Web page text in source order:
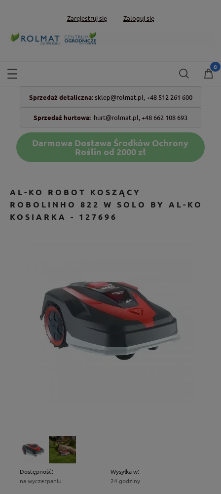
Zarejestruj się Zaloguj się
Sprzedaż detaliczna: sklep@rolmat.pl, +48 512 261 600
Sprzedaż hurtowa: hurt@rolmat.pl,+48 662 108 693
Darmowa Dostawa Środków Ochrony
Roślin od 2000 zł
AL-KO ROBOT KOSZĄCY
ROBOLINHO 822 W SOLO BY AL-KO
KOSIARKA - 127696
Dostępność:
na wyczerpaniu
Wysyłka w:
24 godziny